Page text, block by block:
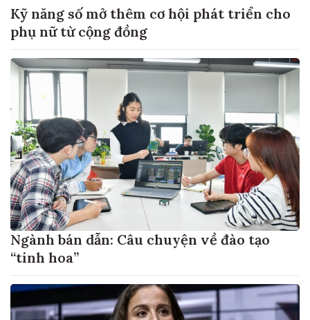
Kỹ năng số mở thêm cơ hội phát triển cho
phụ nữ từ cộng đồng
Ngành bán dẫn: Câu chuyện về đào tạo
“tinh hoa”